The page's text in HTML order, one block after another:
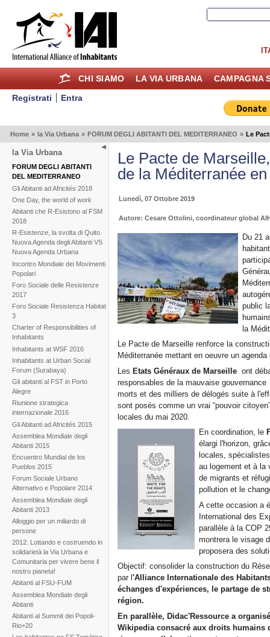
CHI SIAMO LA VIA URBANA CAMPAGNA
Registrati Entra
Home » la Via Urbana » FORUM DEGLI ABITANTI DEL MEDITERRANEO » Le
la Via Urbana
FORUM DEGLI ABITANTI
DEL MEDITERRANEO
Gli Abitanti ad Africités 2018
One Day, the world of work
Abitanti che R-Esistono al FSM
2018
R-Esistenze, la svolta di Quito.
Nuova Agenda degli Abitanti VS
Nuova Agenda Urbana
Incontro Mondiale dei Movimenti
Popolari
Foro Sociale delle Resistenze
2017
Foro Sociale Resistenza Habitat
3
Charter of Responsibilities of
Inhabitants
Inhabitants at WSF 2016
Inhabitants at Urban Social
Forum (Surabaya)
Gli abitanti al FST in Porto
Alegre
Riunione strategica
internazionale 2016
Gli Abitanti ad Africités 2015
Assemblea Mondiale degli
Abitanti 2015
Encuentro Mundial de los
Pueblos 2015
Forum Sociale Urbano
Alternativo e Popolare 2014
Assemblea Mondiale degli
Abitanti 2013
Alloggio per un miliardo di
persone
2012: Lottando e costruendo in
solidarietà la Via Urbana e
Comunitaria per vivere bene il
nostro pianeta!
Abitanti al FSU-FUM
Assemblea Mondiale degli
Abitanti
Abitanti al Summit dei Popoli-
Rio+20
Le Pacte de
de la Méditerranée
Lunedì, 07 Ottobre 2019
Autore: Cesare Ottolini, coordinateur global
Du 21
public
la
Le Pacte de Marseille renforce la
Méditerranée mettant en oeuvre un
Les Etats Généraux de Marseille ont
responsables de la mauvaise
morts et des milliers de délogés suite à
sont posés comme un vrai “pouvoir
locales du mai 2020.
En coordination, le
élargi l'horizon,
locales,
au logement et à la
de migrants et
pollution et le
A cette occasion a
International des
parallèle à la COP
montrera le visage
proposera des
Objectif: consolider la construction du
par l'Alliance Internationale des
échanges d'expériences, le partage de
région.
En parallèle, Didac'Ressource a
Wikipedia consacré aux droits humains